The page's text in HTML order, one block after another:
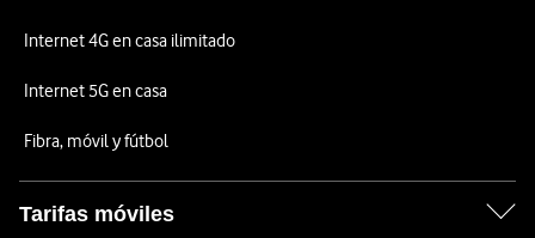
Internet 4G en casa ilimitado
Internet 5G en casa
Fibra, móvil y fútbol
Tarifas móviles